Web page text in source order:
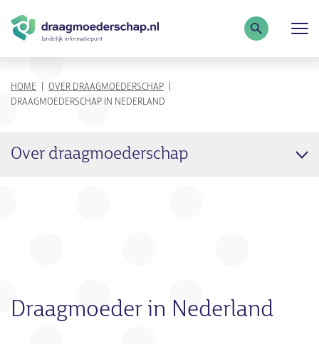
Zoekterm
KRUIMELPAD
HOME
OVER DRAAGMOEDERSCHAP
DRAAGMOEDERSCHAP IN NEDERLAND
Over draagmoederschap
Draagmoeder in Nederland